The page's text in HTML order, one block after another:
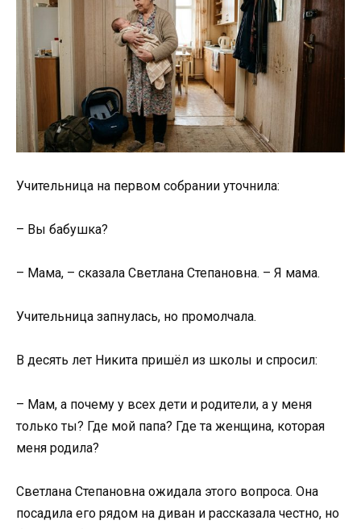
Учительница на первом собрании уточнила:
– Вы бабушка?
– Мама, – сказала Светлана Степановна. – Я мама.
Учительница запнулась, но промолчала.
В десять лет Никита пришёл из школы и спросил:
– Мам, а почему у всех дети и родители, а у меня
только ты? Где мой папа? Где та женщина, которая
меня родила?
Светлана Степановна ожидала этого вопроса. Она
посадила его рядом на диван и рассказала честно, но